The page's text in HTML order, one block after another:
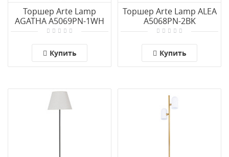
Торшер Arte Lamp
AGATHA A5069PN-1WH
Купить
Торшер Arte Lamp ALEA
A5068PN-2BK
Купить